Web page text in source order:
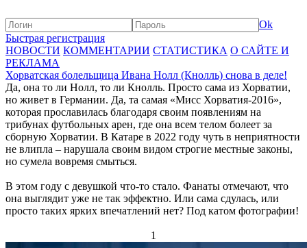
Ok
Быстрая регистрация
НОВОСТИ КОММЕНТАРИИ СТАТИСТИКА О САЙТЕ И
РЕКЛАМА
Хорватская болельщица Ивана Нолл (Кнолль) снова в деле!
Да, она то ли Нолл, то ли Кнолль. Просто сама из Хорватии,
но живет в Германии. Да, та самая «Мисс Хорватия-2016»,
которая прославилась благодаря своим появлениям на
трибунах футбольных арен, где она всем телом болеет за
сборную Хорватии. В Катаре в 2022 году чуть в неприятности
не влипла – нарушала своим видом строгие местные законы,
но сумела вовремя смыться.
В этом году с девушкой что-то стало. Фанаты отмечают, что
она выглядит уже не так эффектно. Или сама сдулась, или
просто таких ярких впечатлений нет? Под катом фотографии!
1